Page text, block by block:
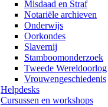
Misdaad en Straf
Notariële archieven
Onderwijs
Oorkondes
Slavernij
Stamboomonderzoek
Tweede Wereldoorlog
Vrouwengeschiedenis
Helpdesks
Cursussen en workshops